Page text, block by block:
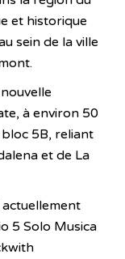
et historique
sein de la ville
à environ 50
5B, reliant
et de La
5 Solo Musica